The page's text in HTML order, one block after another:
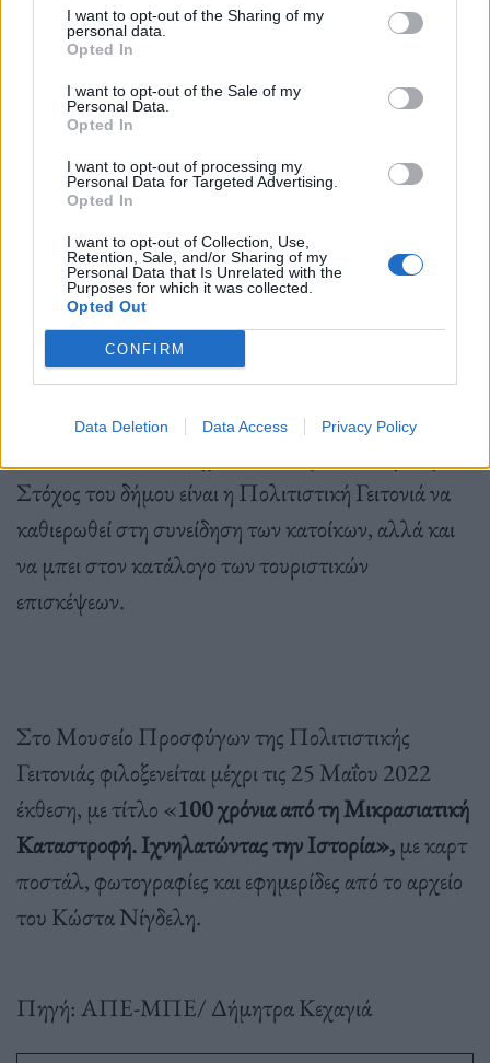
I want to opt-out of the Sharing of my
personal data.
Opted In
I want to opt-out of the Sale of my
Personal Data.
Opted In
I want to opt-out of processing my
Personal Data for Targeted Advertising.
Opted In
I want to opt-out of Collection, Use,
Retention, Sale, and/or Sharing of my
Personal Data that Is Unrelated with the
Purposes for which it was collected.
Opted Out
CONFIRM
Data Deletion Data Access Privacy Policy
Δίπλα στα βυζαντινά τείχη της Θεσσαλονίκης, στο
πάρκο Ελπίδος, υπάρχουν 13 αναπαλαιωμένα -με
χρηματοδότηση του Π.Ε.Π. Κεντρικής Μακεδονίας
Χώρου- προσφυγικά σπίτια, τα οποία φιλοξενούν
εργαστήρια.
«Ο κόσμος της Θεσσαλονίκης έχει αγκαλιάσει την
Πολιτιστική Γειτονιά, ωστόσο είμαστε ακόμη
μακριά από το να γίνει ο τόπος συνάντησης των
Στόχος του δήμου είναι η Πολιτιστική Γειτονιά να
καθιερωθεί στη συνείδηση των κατοίκων, αλλά και
να μπει στον κατάλογο των τουριστικών
επισκέψεων.
Στο Μουσείο Προσφύγων της Πολιτιστικής
Γειτονιάς φιλοξενείται μέχρι τις 25 Μαΐου 2022
έκθεση, με τίτλο «100 χρόνια από τη Μικρασιατική
Καταστροφή. Ιχνηλατώντας την Ιστορία», με καρτ
ποστάλ, φωτογραφίες και εφημερίδες από το αρχείο
του Κώστα Νίγδελη.
Πηγή: ΑΠΕ-ΜΠΕ/ Δήμητρα Κεχαγιά